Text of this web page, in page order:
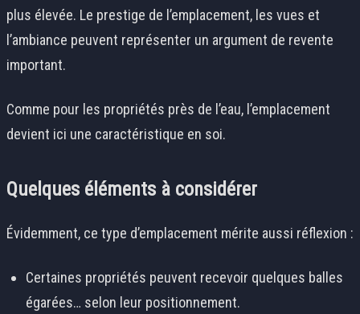
plus élevée. Le prestige de l’emplacement, les vues et
l’ambiance peuvent représenter un argument de revente
important.
Comme pour les propriétés près de l’eau, l’emplacement
devient ici une caractéristique en soi.
Quelques éléments à considérer
Évidemment, ce type d’emplacement mérite aussi réflexion :
Certaines propriétés peuvent recevoir quelques balles
égarées… selon leur positionnement.